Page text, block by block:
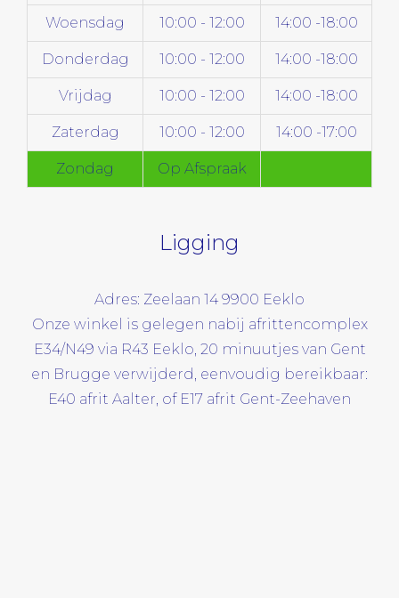
Woensdag 10:00 - 12:00 14:00 -18:00
Donderdag 10:00 - 12:00 14:00 -18:00
Vrijdag 10:00 - 12:00 14:00 -18:00
Zaterdag 10:00 - 12:00 14:00 -17:00
Zondag Op Afspraak
Ligging
Adres: Zeelaan 14 9900 Eeklo
Onze winkel is gelegen nabij afrittencomplex
E34/N49 via R43 Eeklo, 20 minuutjes van Gent
en Brugge verwijderd, eenvoudig bereikbaar:
E40 afrit Aalter, of E17 afrit Gent-Zeehaven